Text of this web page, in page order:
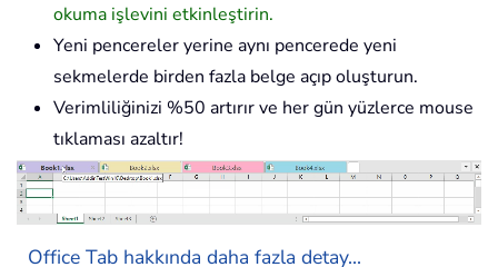
okuma işlevini etkinleştirin.
Yeni pencereler yerine aynı pencerede yeni
sekmelerde birden fazla belge açıp oluşturun.
Verimliliğinizi %50 artırır ve her gün yüzlerce mouse
tıklaması azaltır!
Office Tab hakkında daha fazla detay...